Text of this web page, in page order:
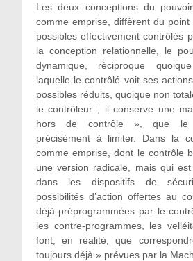
Les deux conceptions du
comme emprise, diffèrent du
possibles effectivement contrôlés
la conception relationnelle, le
dynamique, réciproque
laquelle le contrôlé voit ses
possibles réduits, quoique non
le contrôleur ; il conserve une
hors de contrôle », que le
précisément à limiter. Dans la
comme emprise, dont le contrôle
une version radicale, mais qui
dans les dispositifs de
possibilités d’action offertes au
déjà préprogrammées par le
les contre-programmes, les
font, en réalité, que
toujours déjà » prévues par la